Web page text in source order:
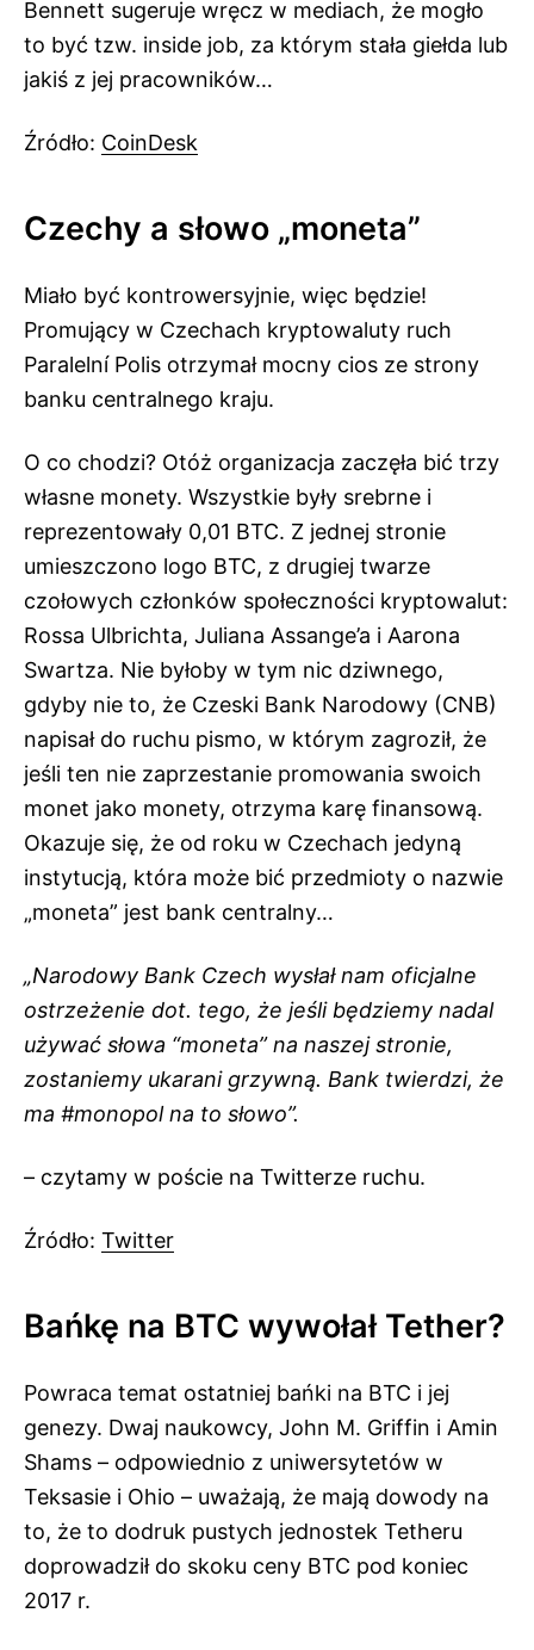
Bennett sugeruje wręcz w mediach, że mogło
to być tzw. inside job, za którym stała giełda lub
jakiś z jej pracowników…
Źródło: CoinDesk
Czechy a słowo „moneta”
Miało być kontrowersyjnie, więc będzie!
Promujący w Czechach kryptowaluty ruch
Paralelní Polis otrzymał mocny cios ze strony
banku centralnego kraju.
O co chodzi? Otóż organizacja zaczęła bić trzy
własne monety. Wszystkie były srebrne i
reprezentowały 0,01 BTC. Z jednej stronie
umieszczono logo BTC, z drugiej twarze
czołowych członków społeczności kryptowalut:
Rossa Ulbrichta, Juliana Assange’a i Aarona
Swartza. Nie byłoby w tym nic dziwnego,
gdyby nie to, że Czeski Bank Narodowy (CNB)
napisał do ruchu pismo, w którym zagroził, że
jeśli ten nie zaprzestanie promowania swoich
monet jako monety, otrzyma karę finansową.
Okazuje się, że od roku w Czechach jedyną
instytucją, która może bić przedmioty o nazwie
„moneta” jest bank centralny…
„Narodowy Bank Czech wysłał nam oficjalne
ostrzeżenie dot. tego, że jeśli będziemy nadal
używać słowa “moneta” na naszej stronie,
zostaniemy ukarani grzywną. Bank twierdzi, że
ma #monopol na to słowo”.
– czytamy w poście na Twitterze ruchu.
Źródło: Twitter
Bańkę na BTC wywołał Tether?
Powraca temat ostatniej bańki na BTC i jej
genezy. Dwaj naukowcy, John M. Griffin i Amin
Shams – odpowiednio z uniwersytetów w
Teksasie i Ohio – uważają, że mają dowody na
to, że to dodruk pustych jednostek Tetheru
doprowadził do skoku ceny BTC pod koniec
2017 r.